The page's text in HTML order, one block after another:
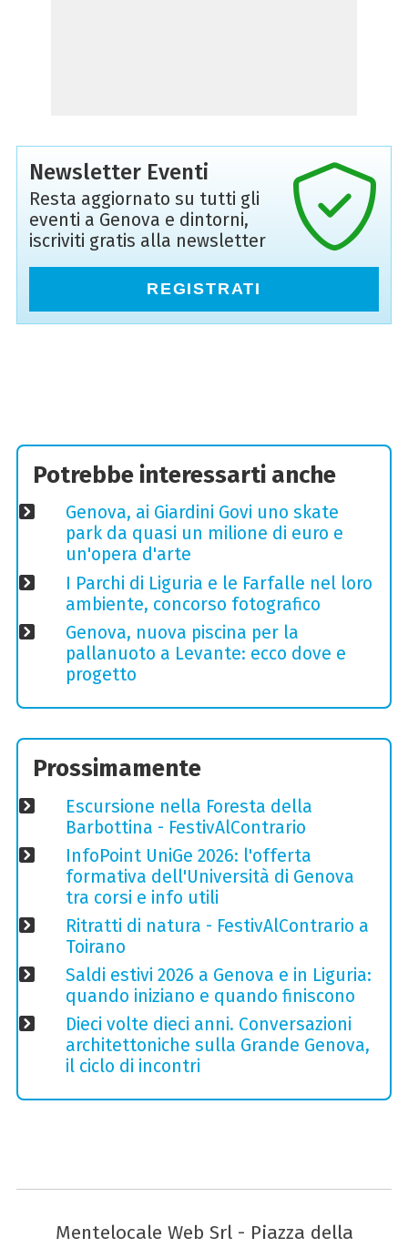
Newsletter Eventi
Resta aggiornato su tutti gli
eventi a Genova e dintorni,
iscriviti gratis alla newsletter
REGISTRATI
Potrebbe interessarti anche
Genova, ai Giardini Govi uno skate
park da quasi un milione di euro e
un'opera d'arte
I Parchi di Liguria e le Farfalle nel loro
ambiente, concorso fotografico
Genova, nuova piscina per la
pallanuoto a Levante: ecco dove e
progetto
Prossimamente
Escursione nella Foresta della
Barbottina - FestivAlContrario
InfoPoint UniGe 2026: l'offerta
formativa dell'Università di Genova
tra corsi e info utili
Ritratti di natura - FestivAlContrario a
Toirano
Saldi estivi 2026 a Genova e in Liguria:
quando iniziano e quando finiscono
Dieci volte dieci anni. Conversazioni
architettoniche sulla Grande Genova,
il ciclo di incontri
Mentelocale Web Srl - Piazza della